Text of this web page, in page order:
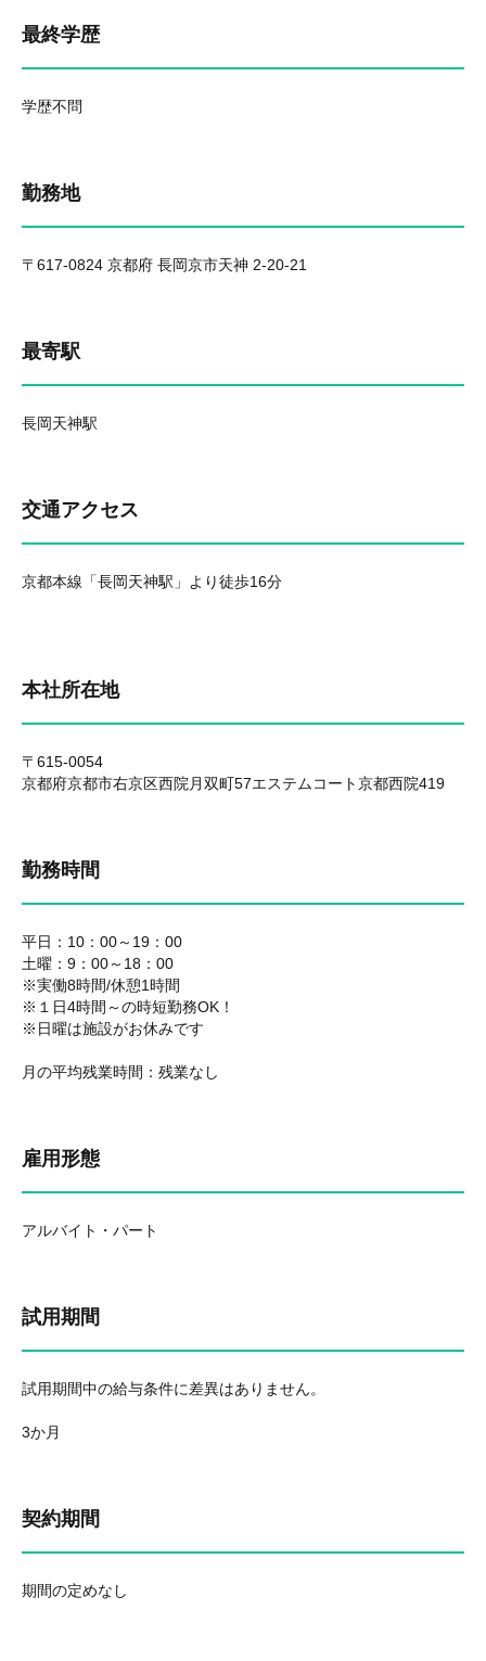
最終学歴
学歴不問
勤務地
〒617-0824 京都府 長岡京市天神 2-20-21
最寄駅
長岡天神駅
交通アクセス
京都本線「長岡天神駅」より徒歩16分
本社所在地
〒615-0054
京都府京都市右京区西院月双町57エステムコート京都西院419
勤務時間
平日：10：00～19：00
土曜：9：00～18：00
※実働8時間/休憩1時間
※１日4時間～の時短勤務OK！
※日曜は施設がお休みです
月の平均残業時間：残業なし
雇用形態
アルバイト・パート
試用期間
試用期間中の給与条件に差異はありません。
3か月
契約期間
期間の定めなし